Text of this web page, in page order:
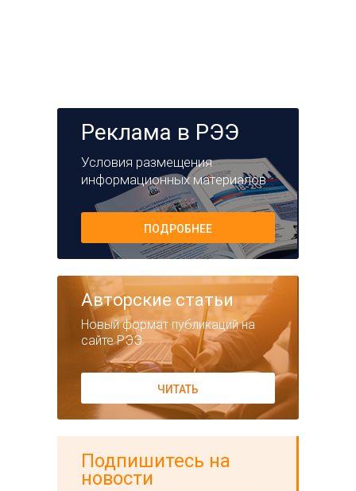
Реклама в РЭЭ
Условия размещения
информационных материалов
ПОДРОБНЕЕ
Авторские статьи
Новый формат публикаций на
сайте РЭЭ
ЧИТАТЬ
Подпишитесь на
новости